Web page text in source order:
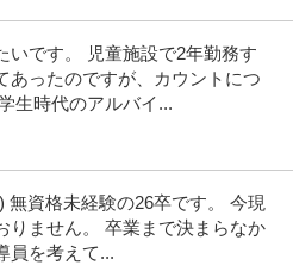
いです。 児童施設で2年勤務す
あったのですが、カウントにつ
生時代のアルバイ...
資格未経験の26卒です。 今現
りません。 卒業まで決まらなか
員を考えて...